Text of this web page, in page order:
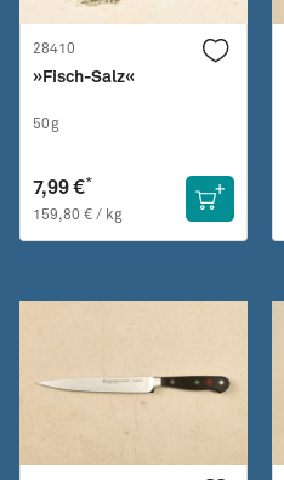
28410
»Fisch-Salz«
50g
7,99 €*
159,80 € / kg